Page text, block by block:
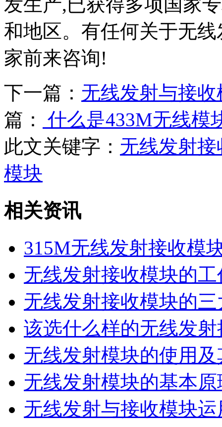
和地区。有任何关于无
家前来咨询!
下一篇： 无线发射与接
篇：
什么是433M无线模
此文关键字： 无线发射
模块
相关资讯
315M无线发射接收模
无线发射接收模块的
无线发射接收模块的
该选什么样的无线发
无线发射模块的使用
无线发射模块的基本
无线发射与接收模块